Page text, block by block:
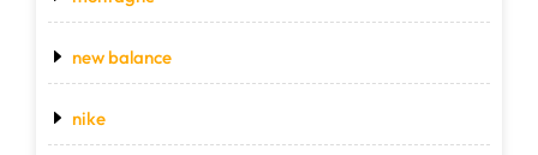
new balance
nike